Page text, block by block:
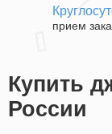
прием
Купить
России